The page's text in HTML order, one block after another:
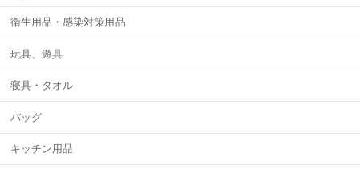
衛生用品・感染対策用品
玩具、遊具
寝具・タオル
バッグ
キッチン用品